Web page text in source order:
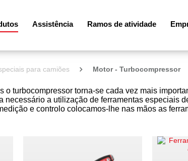
Assistência Ramos de atividade
para camiões Motor - Turbocompressor
o turbocompressor torna-se cada vez mais
necessário a utilização de ferramentas especiais
e controlo colocamos-lhe nas mãos as